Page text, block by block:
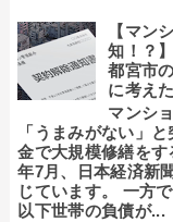
【マン
知！？
都宮市
に考え
マンシ
「うまみがない」
金で大規模修繕を
年7月、日本経済新
じています。 一方
以下世帯の負債が...